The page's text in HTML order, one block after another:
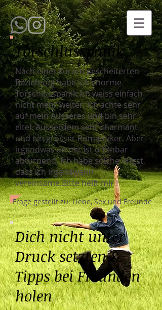
Torschlusspanik
Nach einer kurzen gescheiterten
Beziehung habe ich enorme
Torschlusspanik.Ich weiss einfach
nicht mehr weiter. Ich achte sehr
auf mein Äusseres und bin sehr
eitel. Ausserdem sehr charmant
und ein grosser Romantiker. Aber
irgendwas an mir ist offenbar
abturnend. Ich habe solche Angst,
dass ich irgendwann
vereinsame.Bitte helft mir !
Frage gestellt zu: Liebe, Sex und Freunde
Dich nicht unter
Druck setzten &
Tipps bei Freunden
holen